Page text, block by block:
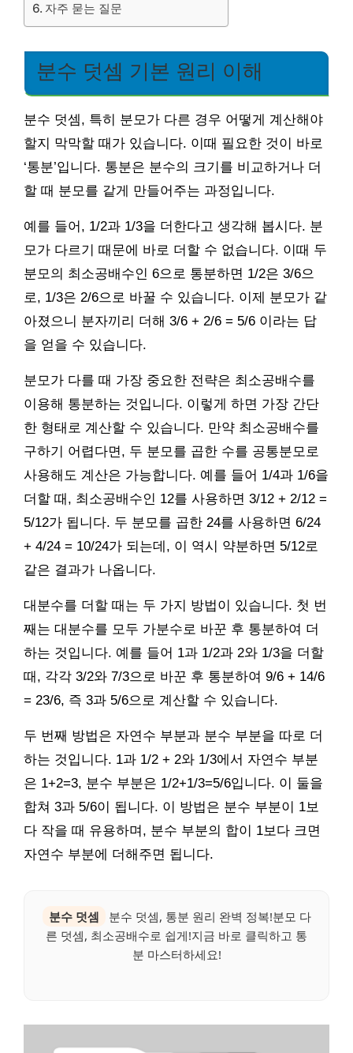
자주 묻는 질문
분수 덧셈 기본 원리 이해
분수 덧셈, 특히 분모가 다른 경우 어떻게 계산해야
할지 막막할 때가 있습니다. 이때 필요한 것이 바로
‘통분’입니다. 통분은 분수의 크기를 비교하거나 더
할 때 분모를 같게 만들어주는 과정입니다.
예를 들어, 1/2과 1/3을 더한다고 생각해 봅시다. 분
모가 다르기 때문에 바로 더할 수 없습니다. 이때 두
분모의 최소공배수인 6으로 통분하면 1/2은 3/6으
로, 1/3은 2/6으로 바꿀 수 있습니다. 이제 분모가 같
아졌으니 분자끼리 더해 3/6 + 2/6 = 5/6 이라는 답
을 얻을 수 있습니다.
분모가 다를 때 가장 중요한 전략은 최소공배수를
이용해 통분하는 것입니다. 이렇게 하면 가장 간단
한 형태로 계산할 수 있습니다. 만약 최소공배수를
구하기 어렵다면, 두 분모를 곱한 수를 공통분모로
사용해도 계산은 가능합니다. 예를 들어 1/4과 1/6을
더할 때, 최소공배수인 12를 사용하면 3/12 + 2/12 =
5/12가 됩니다. 두 분모를 곱한 24를 사용하면 6/24
+ 4/24 = 10/24가 되는데, 이 역시 약분하면 5/12로
같은 결과가 나옵니다.
대분수를 더할 때는 두 가지 방법이 있습니다. 첫 번
째는 대분수를 모두 가분수로 바꾼 후 통분하여 더
하는 것입니다. 예를 들어 1과 1/2과 2와 1/3을 더할
때, 각각 3/2와 7/3으로 바꾼 후 통분하여 9/6 + 14/6
= 23/6, 즉 3과 5/6으로 계산할 수 있습니다.
두 번째 방법은 자연수 부분과 분수 부분을 따로 더
하는 것입니다. 1과 1/2 + 2와 1/3에서 자연수 부분
은 1+2=3, 분수 부분은 1/2+1/3=5/6입니다. 이 둘을
합쳐 3과 5/6이 됩니다. 이 방법은 분수 부분이 1보
다 작을 때 유용하며, 분수 부분의 합이 1보다 크면
자연수 부분에 더해주면 됩니다.
분수 덧셈
분수 덧셈, 통분 원리 완벽 정복!분모 다
른 덧셈, 최소공배수로 쉽게!지금 바로 클릭하고 통
분 마스터하세요!